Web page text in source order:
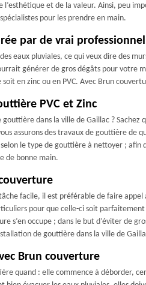
et de la valeur. Ainsi, peu
pour les prendre en main.
par de vrai
eaux pluviales, ce qui veux dire des
générer de gros dégâts pour
en zinc ou en PVC. Avec Brun
PVC et Zinc
dans la ville de Gaillac ?
assurons des travaux de gouttière
le type de gouttière à nettoyer ;
de bonne main.
facile, il est préférable de faire
pour que celle-ci soit
s’en occupe ; dans le but d’éviter
de gouttière dans la ville de
Brun couverture
quand : elle commence à déborder,